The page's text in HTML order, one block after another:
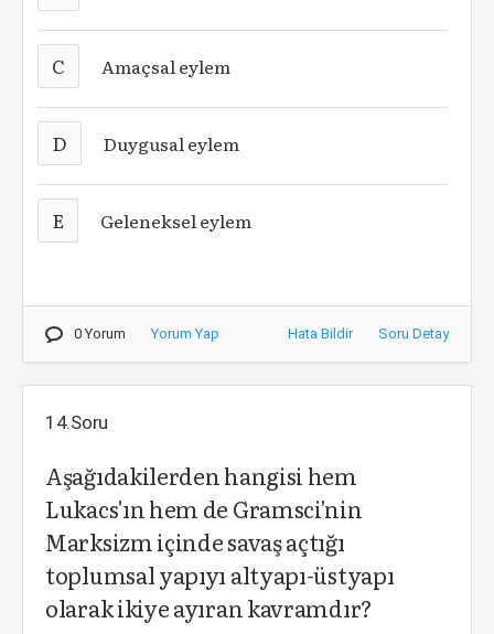
C Amaçsal eylem
D Duygusal eylem
E Geleneksel eylem
0 Yorum Yorum Yap Hata Bildir Soru Detay
14.Soru
Aşağıdakilerden hangisi hem
Lukacs'ın hem de Gramsci'nin
Marksizm içinde savaş açtığı
toplumsal yapıyı altyapı-üstyapı
olarak ikiye ayıran kavramdır?